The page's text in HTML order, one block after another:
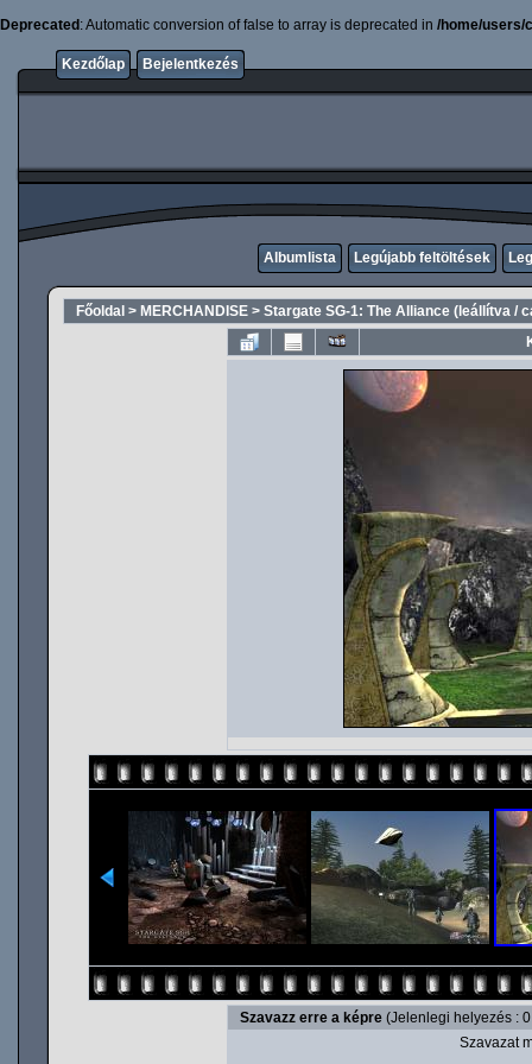
Deprecated : Automatic conversion of false to array is deprecated in /home/users/
Kezdőlap Bejelentkezés
Albumlista Legújabb feltöltések
Főoldal > MERCHANDISE > Stargate SG-1: The Alliance (leállítva /
Szavazz erre a képre (Jelenlegi helyezés :
Szavazat